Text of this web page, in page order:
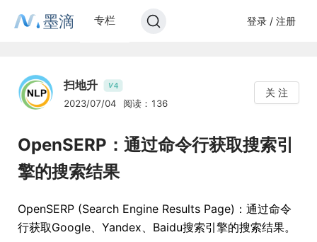
墨滴 专栏 登录 / 注册
扫地升 V4
2023/07/04 阅读：136
关 注
OpenSERP：通过命令行获取搜索引
擎的搜索结果
OpenSERP (Search Engine Results Page)：通过命令
行获取Google、Yandex、Baidu搜索引擎的搜索结果。